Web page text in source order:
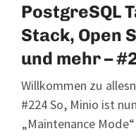
PostgreSQL
Stack, Open
und mehr –
Willkommen zu
#224 So, Minio ist
„Maintenance Mode“